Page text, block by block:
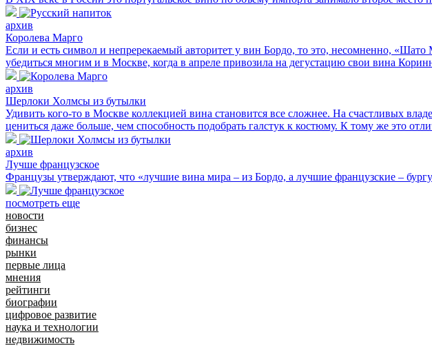
архив
Королева Марго
Если и есть символ и непререкаемый авторитет у вин Бордо, то это, несомненно,
убедиться многим и в Москве, когда в апреле привозила на дегустацию свои вина
архив
Шерлоки Холмсы из бутылки
Удивить кого-то в Москве коллекцией вина становится все сложнее. На счастливых
цениться даже больше, чем способность подобрать галстук к костюму. К тому же это
архив
Лучше французское
Французы утверждают, что «лучшие вина мира – из Бордо, а лучшие французские –
посмотреть еще
новости
бизнес
финансы
рынки
первые лица
мнения
рейтинги
биографии
цифровое развитие
наука и технологии
недвижимость